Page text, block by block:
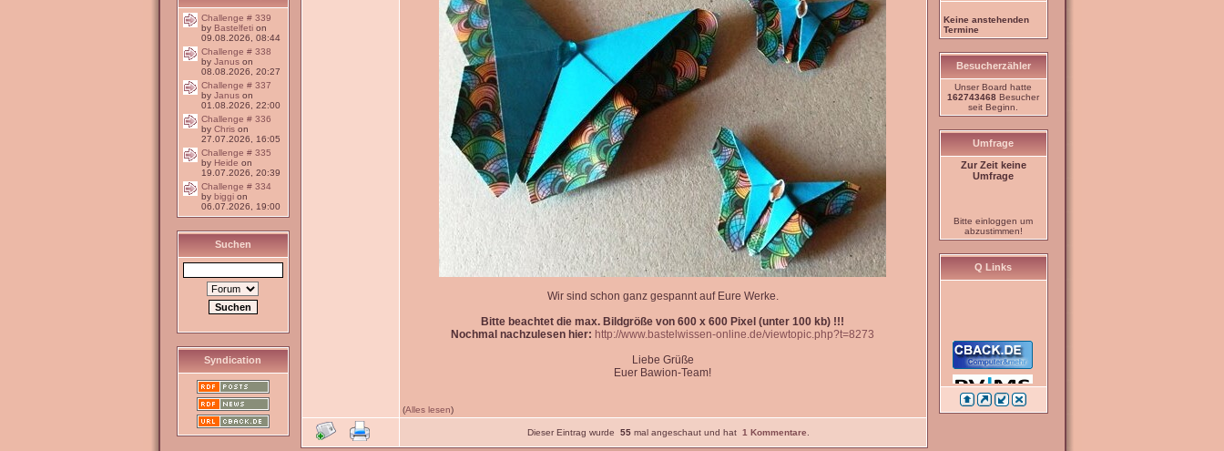
Challenge # 339
by Bastelfetion
09.08.2026, 08:44
Challenge # 338
by Januson
08.08.2026, 20:27
Challenge # 337
by Januson
01.08.2026, 22:00
Challenge # 336
by Chrison
27.07.2026, 16:05
Challenge # 335
by Heide on
19.07.2026, 20:39
Challenge # 334
by biggion
06.07.2026, 19:00
Suchen
Syndication
Wir sind schon ganz gespannt auf Eure Werke.
Bitte beachtet die max. Bildgröße von 600 x 600 Pixel (unter 100 kb) !!!
Nochmal nachzulesen hier: http://www.bastelwissen-online.de/viewtopic.php?t=8273
Liebe Grüße
Euer Bawion-Team!
(Alles lesen)
Dieser Eintrag wurde 55mal angeschaut und hat 1 Kommentare
Keine anstehenden
Termine
Besucherzähler
Unser Board hatte
162743468 Besucher
seit Beginn.
Umfrage
Zur Zeit keine
Umfrage
Bitte einloggen um
abzustimmen!
Q Links